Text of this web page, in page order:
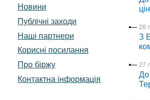
Новини
Публічні заходи
Наші партнери
Корисні посилання
Про біржу
Контактна інформація
28
З
27
До